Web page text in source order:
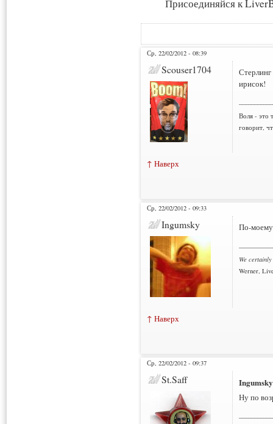
Присоединяйся к
Ср, 22/02/2012 - 08:39
Scouser1704
ирисок!
Воля - это
говорит,
↑ Наверх
Ср, 22/02/2012 - 09:33
Ingumsky По-
We
Werner,
↑ Наверх
Ср, 22/02/2012 - 09:37
St.Saff Ingumsky
Ну по